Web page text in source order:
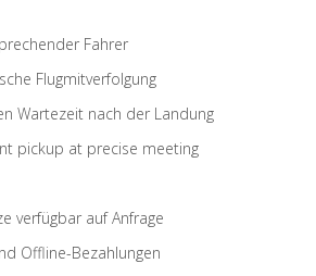
Fahrer
Flugmitverfolgung
Wartezeit nach der Landung
pickup at precise meeting
verfügbar auf Anfrage
Offline-Bezahlungen